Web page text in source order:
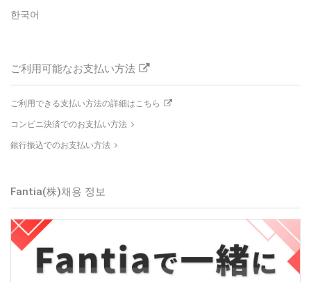
한국어
ご利用可能なお支払い方法
ご利用できる支払い方法の詳細はこちら
コンビニ決済でのお支払い方法
銀行振込でのお支払い方法
Fantia(株)채용 정보